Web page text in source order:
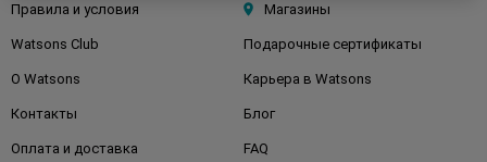
Правила и условия Магазины
Watsons Club Подарочные сертификаты
О Watsons Карьера в Watsons
Контакты Блог
Оплата и доставка FAQ